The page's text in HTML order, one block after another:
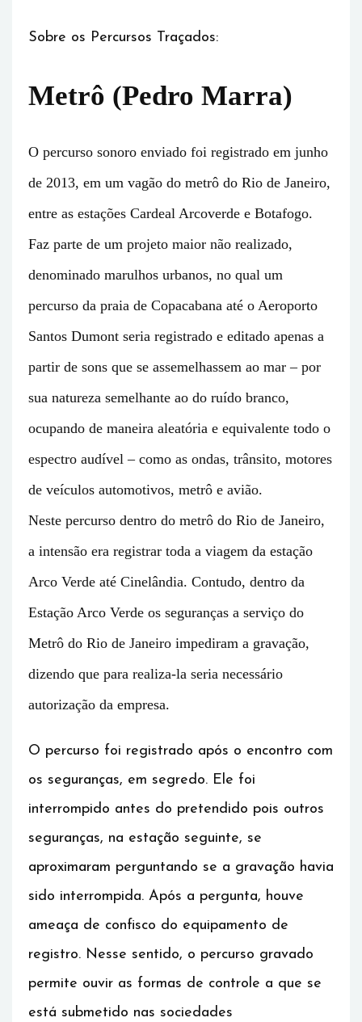
Sobre os Percursos Traçados:
Metrô (Pedro Marra)
O percurso sonoro enviado foi registrado em junho
de 2013, em um vagão do metrô do Rio de Janeiro,
entre as estações Cardeal Arcoverde e Botafogo.
Faz parte de um projeto maior não realizado,
denominado marulhos urbanos, no qual um
percurso da praia de Copacabana até o Aeroporto
Santos Dumont seria registrado e editado apenas a
partir de sons que se assemelhassem ao mar – por
sua natureza semelhante ao do ruído branco,
ocupando de maneira aleatória e equivalente todo o
espectro audível – como as ondas, trânsito, motores
de veículos automotivos, metrô e avião.
Neste percurso dentro do metrô do Rio de Janeiro,
a intensão era registrar toda a viagem da estação
Arco Verde até Cinelândia. Contudo, dentro da
Estação Arco Verde os seguranças a serviço do
Metrô do Rio de Janeiro impediram a gravação,
dizendo que para realiza-la seria necessário
autorização da empresa.
O percurso foi registrado após o encontro com
os seguranças, em segredo. Ele foi
interrompido antes do pretendido pois outros
seguranças, na estação seguinte, se
aproximaram perguntando se a gravação havia
sido interrompida. Após a pergunta, houve
ameaça de confisco do equipamento de
registro. Nesse sentido, o percurso gravado
permite ouvir as formas de controle a que se
está submetido nas sociedades